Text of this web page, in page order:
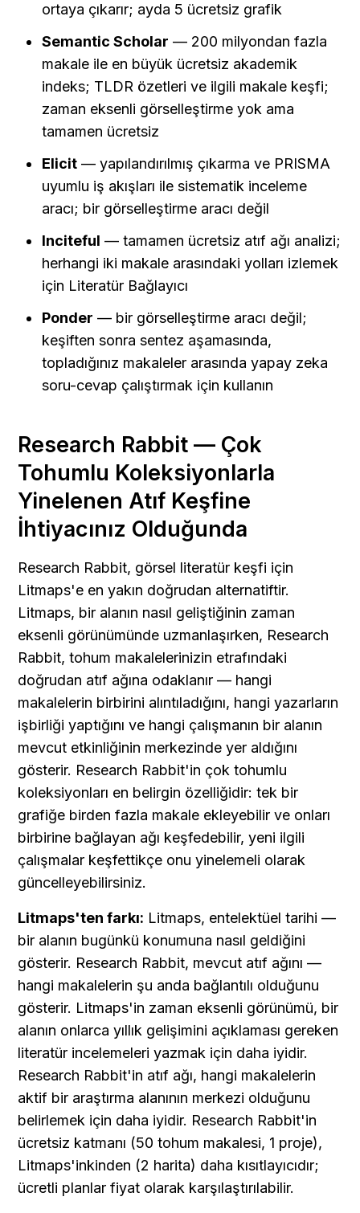
ortaya çıkarır; ayda 5 ücretsiz grafik
Semantic Scholar — 200 milyondan fazla
makale ile en büyük ücretsiz akademik
indeks; TLDR özetleri ve ilgili makale keşfi;
zaman eksenli görselleştirme yok ama
tamamen ücretsiz
Elicit — yapılandırılmış çıkarma ve PRISMA
uyumlu iş akışları ile sistematik inceleme
aracı; bir görselleştirme aracı değil
Inciteful — tamamen ücretsiz atıf ağı analizi;
herhangi iki makale arasındaki yolları izlemek
için Literatür Bağlayıcı
Ponder — bir görselleştirme aracı değil;
keşiften sonra sentez aşamasında,
topladığınız makaleler arasında yapay zeka
soru-cevap çalıştırmak için kullanın
Research Rabbit — Çok
Tohumlu Koleksiyonlarla
Yinelenen Atıf Keşfine
İhtiyacınız Olduğunda
Research Rabbit, görsel literatür keşfi için
Litmaps'e en yakın doğrudan alternatiftir.
Litmaps, bir alanın nasıl geliştiğinin zaman
eksenli görünümünde uzmanlaşırken, Research
Rabbit, tohum makalelerinizin etrafındaki
doğrudan atıf ağına odaklanır — hangi
makalelerin birbirini alıntıladığını, hangi yazarların
işbirliği yaptığını ve hangi çalışmanın bir alanın
mevcut etkinliğinin merkezinde yer aldığını
gösterir. Research Rabbit'in çok tohumlu
koleksiyonları en belirgin özelliğidir: tek bir
grafiğe birden fazla makale ekleyebilir ve onları
birbirine bağlayan ağı keşfedebilir, yeni ilgili
çalışmalar keşfettikçe onu yinelemeli olarak
güncelleyebilirsiniz.
Litmaps'ten farkı: Litmaps, entelektüel tarihi —
bir alanın bugünkü konumuna nasıl geldiğini
gösterir. Research Rabbit, mevcut atıf ağını —
hangi makalelerin şu anda bağlantılı olduğunu
gösterir. Litmaps'in zaman eksenli görünümü, bir
alanın onlarca yıllık gelişimini açıklaması gereken
literatür incelemeleri yazmak için daha iyidir.
Research Rabbit'in atıf ağı, hangi makalelerin
aktif bir araştırma alanının merkezi olduğunu
belirlemek için daha iyidir. Research Rabbit'in
ücretsiz katmanı (50 tohum makalesi, 1 proje),
Litmaps'inkinden (2 harita) daha kısıtlayıcıdır;
ücretli planlar fiyat olarak karşılaştırılabilir.